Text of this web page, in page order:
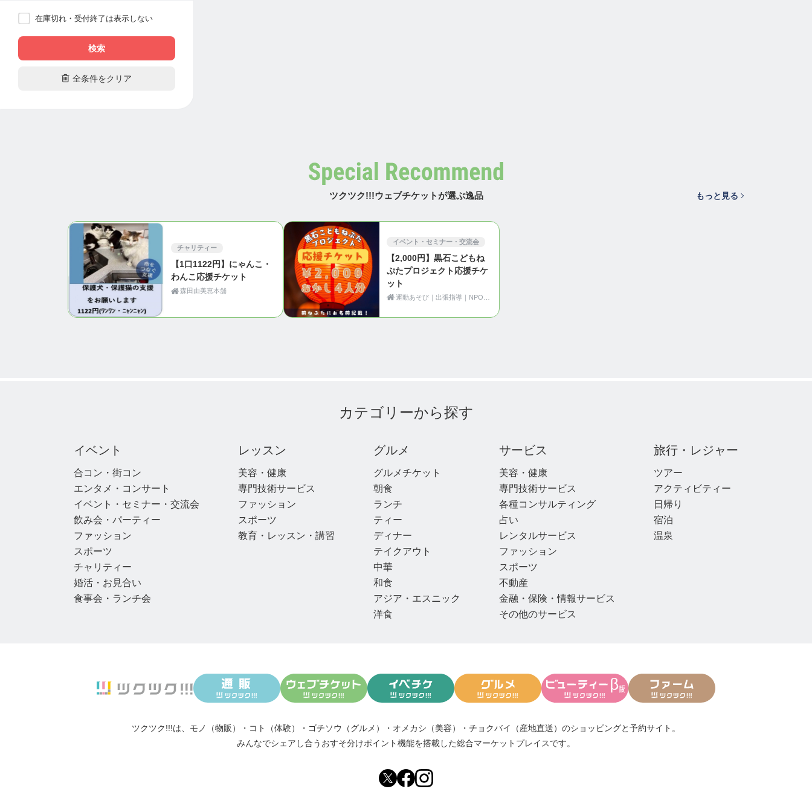
在庫切れ・受付終了は表示しない
検索
 全条件をクリア
ツクツク!!!ウェブチケットが選ぶ逸品 もっと見る
チャリティー
【1口1122円】にゃんこ・
わんこ応援チケット
森田由美恵本舗
イベント・セミナー・交流会
【2,000円】黒石こどもね
ぷたプロジェクト応援チケ
ット
カテゴリーから探す
イベント
合コン・街コン
エンタメ・コンサート
イベント・セミナー・交流会
飲み会・パーティー
ファッション
スポーツ
チャリティー
婚活・お見合い
食事会・ランチ会
レッスン
美容・健康
専門技術サービス
ファッション
スポーツ
教育・レッスン・講習
グルメ
グルメチケット
朝食
ランチ
ティー
ディナー
テイクアウト
中華
和食
アジア・エスニック
洋食
サービス
美容・健康
専門技術サービス
各種コンサルティング
占い
レンタルサービス
ファッション
スポーツ
不動産
金融・保険・情報サービス
その他のサービス
旅行・レジャー
ツアー
アクティビティー
日帰り
宿泊
温泉
ツクツク!!!は、 モノ（物販） ・ コト（体験） ・ ゴチソウ（グルメ） ・ オメカシ（美容） ・ チョクバイ（産地直送） のショッピングと予約サイト。
みんなでシェアし合う おすそ分けポイント機能を搭載した総合マーケットプレイスです。